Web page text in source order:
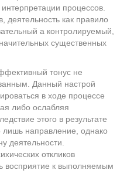
процессов.
деятельность как правило
а контролируемый,
существенных
тонус не
Данный настрой
в ходе процессе
либо ослабляя
этого в результате
направление, однако
деятельности.
откликов
восприятие к выполняемым